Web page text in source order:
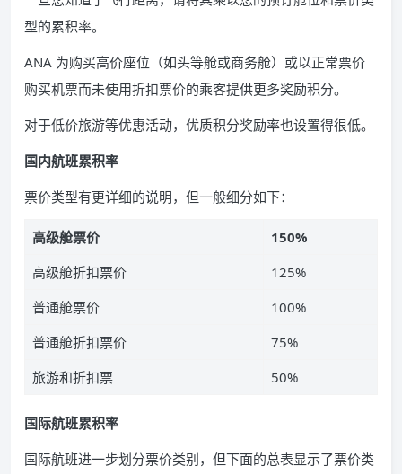
型的累积率。
ANA 为购买高价座位（如头等舱或商务舱）或以正常票价
购买机票而未使用折扣票价的乘客提供更多奖励积分。
对于低价旅游等优惠活动，优质积分奖励率也设置得很低。
国内航班累积率
票价类型有更详细的说明，但一般细分如下：
高级舱票价
150%
高级舱折扣票价
125%
普通舱票价
100%
普通舱折扣票价
75%
旅游和折扣票
50%
国际航班累积率
国际航班进一步划分票价类别，但下面的总表显示了票价类